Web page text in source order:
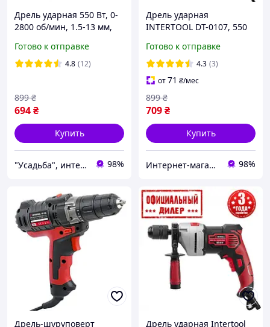
Дрель ударная 550 Вт, 0-
2800 об/мин, 1.5-13 мм,
регулировка INTERTOOL
DT-0107
Готово к отправке
4.8 (12)
694₴
899 ₴
Купить
"Усадьба", интернет-магазин 98%
Дрель ударная
INTERTOOL DT-0107, 550
мм, реверс, плавная
регулировка
Готово к отправке
4.3 (3)
от71 ₴/мес
709₴
899 ₴
Купить
Интернет-магазин электрооборудования ALT-SHOP 98%
Дрель-шуруповерт
Дрель ударная Intertool